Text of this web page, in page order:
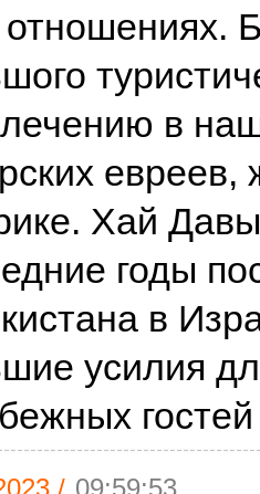
отношениях.
в
Хай
годы
в
усилия
/ 09:59:53